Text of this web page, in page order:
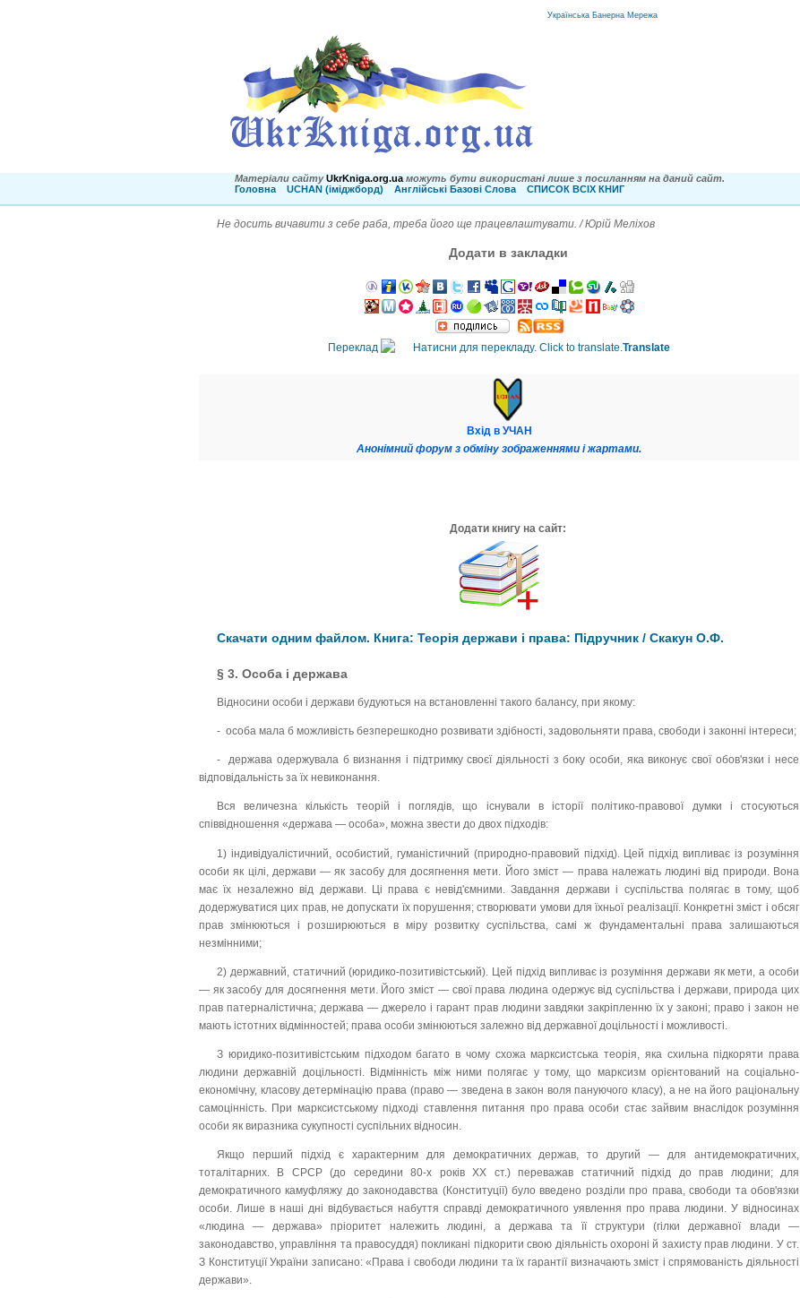
Українська Банерна Мережа
Матеріали сайту UkrKniga.org.ua можуть бути використані лише з посиланням на даний сайт.
Головна
UCHAN (іміджборд) Англійські Базові Слова СПИСОК ВСІХ КНИГ
Не досить вичавити з себе раба, треба його ще працевлаштувати. / Юрій Меліхов
Додати в закладки
Переклад Translate
Вхід в УЧАН
Анонімний форум з обміну зображеннями і жартами.
Додати книгу на сайт:
Скачати одним файлом. Книга: Теорія держави і права: Підручник / Скакун О.Ф.
§ 3. Особа і держава
Відносини особи і держави будуються на встановленні такого балансу, при якому:
- особа мала б можливість безперешкодно розвивати здібності, задовольняти права, свободи і законні інтереси;
- держава одержувала б визнання і підтримку своєї діяльності з боку особи, яка виконує свої обов'язки і несе
відповідальність за їх невиконання.
Вся величезна кількість теорій і поглядів, що існували в історії політико-правової думки і стосуються
співвідношення «держава — особа», можна звести до двох підходів:
1) індивідуалістичний, особистий, гуманістичний (природно-правовий підхід). Цей підхід випливає із розуміння
особи як цілі, держави — як засобу для досягнення мети. Його зміст — права належать людині від природи. Вона
має їх незалежно від держави. Ці права є невід'ємними. Завдання держави і суспільства полягає в тому, щоб
додержуватися цих прав, не допускати їх порушення; створювати умови для їхньої реалізації. Конкретні зміст і обсяг
прав змінюються і розширюються в міру розвитку суспільства, самі ж фундаментальні права залишаються
незмінними;
2) державний, статичний (юридико-позитивістський). Цей підхід випливає із розуміння держави як мети, а особи
— як засобу для досягнення мети. Його зміст — свої права людина одержує від суспільства і держави, природа цих
прав патерналістична; держава — джерело і гарант прав людини завдяки закріпленню їх у законі; право і закон не
мають істотних відмінностей; права особи змінюються залежно від державної доцільності і можливості.
З юридико-позитивістським підходом багато в чому схожа марксистська теорія, яка схильна підкоряти права
людини державній доцільності. Відмінність між ними полягає у тому, що марксизм орієнтований на соціально-
економічну, класову детермінацію права (право — зведена в закон воля пануючого класу), а не на його раціональну
самоцінність. При марксистському підході ставлення питання про права особи стає зайвим внаслідок розуміння
особи як виразника сукупності суспільних відносин.
Якщо перший підхід є характерним для демократичних держав, то другий — для антидемократичних,
тоталітарних. В СРСР (до середини 80-х років XX ст.) переважав статичний підхід до прав людини; для
демократичного камуфляжу до законодавства (Конституції) було введено розділи про права, свободи та обов'язки
особи. Лише в наші дні відбувається набуття справді демократичного уявлення про права людини. У відносинах
«людина — держава» пріоритет належить людині, а держава та її структури (гілки державної влади —
законодавство, управління та правосуддя) покликані підкорити свою діяльність охороні й захисту прав людини. У ст.
З Конституції України записано: «Права і свободи людини та їх гарантії визначають зміст і спрямованість діяльності
держави».